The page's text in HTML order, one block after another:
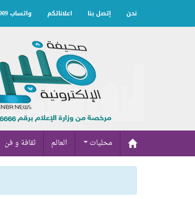
نحن إتصل بنا اعلاناتكم واتساب 0570670909
محليات العالم ثقافة و فن